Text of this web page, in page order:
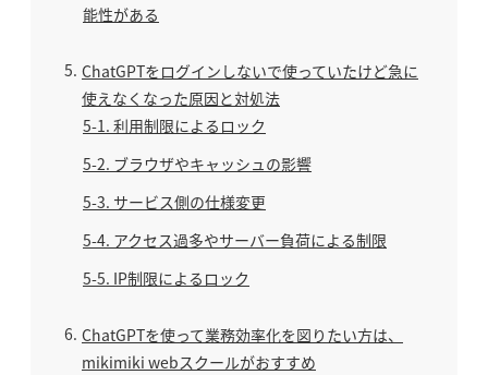
能性がある
5 ChatGPTをログインしないで使っていたけど急に
使えなくなった原因と対処法
5-1 利用制限によるロック
5-2 ブラウザやキャッシュの影響
5-3 サービス側の仕様変更
5-4 アクセス過多やサーバー負荷による制限
5-5 IP制限によるロック
6 ChatGPTを使って業務効率化を図りたい方は、
mikimiki webスクールがおすすめ